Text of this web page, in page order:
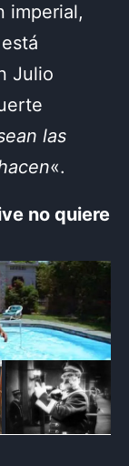
imperial,
Julio
las
«.
no quiere